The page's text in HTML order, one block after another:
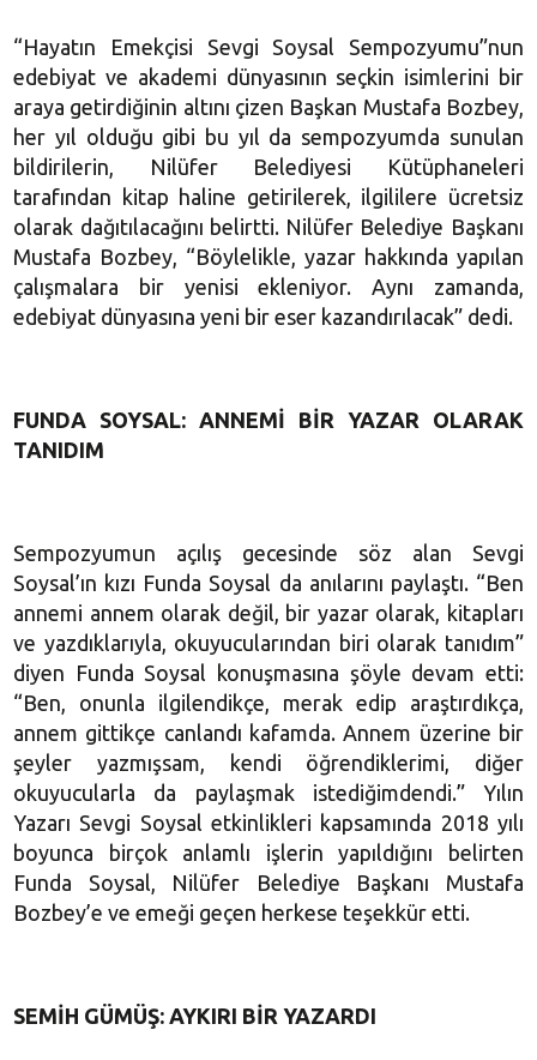
“Hayatın Emekçisi Sevgi Soysal Sempozyumu”nun
edebiyat ve akademi dünyasının seçkin isimlerini bir
araya getirdiğinin altını çizen Başkan Mustafa Bozbey,
her yıl olduğu gibi bu yıl da sempozyumda sunulan
bildirilerin, Nilüfer Belediyesi Kütüphaneleri
tarafından kitap haline getirilerek, ilgililere ücretsiz
olarak dağıtılacağını belirtti. Nilüfer Belediye Başkanı
Mustafa Bozbey, “Böylelikle, yazar hakkında yapılan
çalışmalara bir yenisi ekleniyor. Aynı zamanda,
edebiyat dünyasına yeni bir eser kazandırılacak” dedi.
FUNDA SOYSAL: ANNEMİ BİR YAZAR OLARAK
TANIDIM
Sempozyumun açılış gecesinde söz alan Sevgi
Soysal’ın kızı Funda Soysal da anılarını paylaştı. “Ben
annemi annem olarak değil, bir yazar olarak, kitapları
ve yazdıklarıyla, okuyucularından biri olarak tanıdım”
diyen Funda Soysal konuşmasına şöyle devam etti:
“Ben, onunla ilgilendikçe, merak edip araştırdıkça,
annem gittikçe canlandı kafamda. Annem üzerine bir
şeyler yazmışsam, kendi öğrendiklerimi, diğer
okuyucularla da paylaşmak istediğimdendi.” Yılın
Yazarı Sevgi Soysal etkinlikleri kapsamında 2018 yılı
boyunca birçok anlamlı işlerin yapıldığını belirten
Funda Soysal, Nilüfer Belediye Başkanı Mustafa
Bozbey’e ve emeği geçen herkese teşekkür etti.
SEMİH GÜMÜŞ: AYKIRI BİR YAZARDI